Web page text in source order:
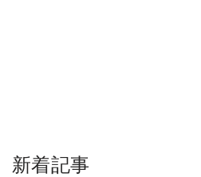
新着記事